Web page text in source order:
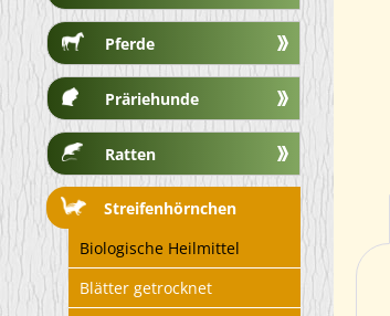
Pferde
Präriehunde
Ratten
Streifenhörnchen
Biologische Heilmittel
Blätter getrocknet